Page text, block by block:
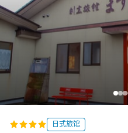
日式旅馆